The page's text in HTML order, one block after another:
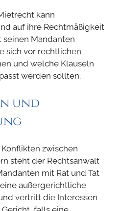
kann
auf ihre Rechtmäßigkeit
seinen Mandanten
sich vor rechtlichen
und welche Klauseln
werden sollten.
und
zwischen
steht der Rechtsanwalt
mit Rat und Tat
außergerichtliche
vertritt die Interessen